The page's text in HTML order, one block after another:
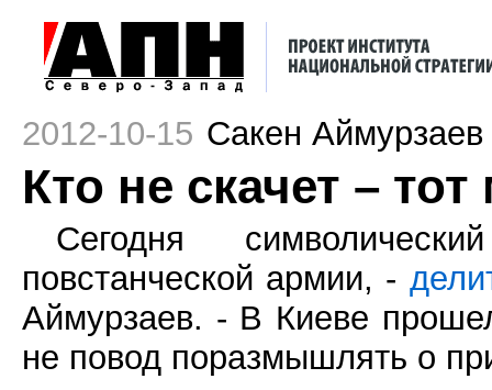
2012-10-15 Сакен Аймурзаев
Кто не скачет –
Сегодня
повстанческой армии, -
Аймурзаев. - В Киеве
не повод поразмышлять о